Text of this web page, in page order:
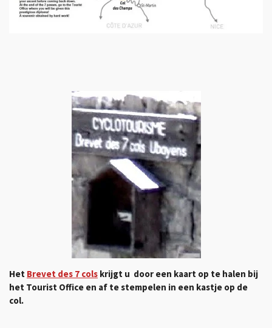
Het Brevet des 7 cols krijgt u door een kaart op te halen bij
het Tourist Office en af te stempelen in een kastje op de
col.